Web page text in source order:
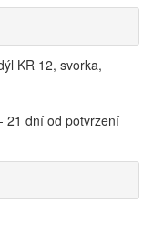
KR 12, svorka,
21 dní od potvrzení